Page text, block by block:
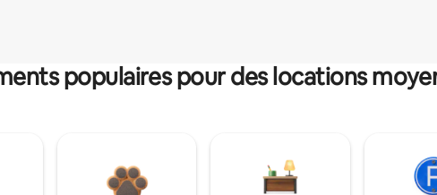
populaires pour des locations